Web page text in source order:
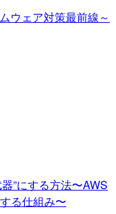
ウェア対策最前線～
”にする方法〜AWS
る仕組み〜